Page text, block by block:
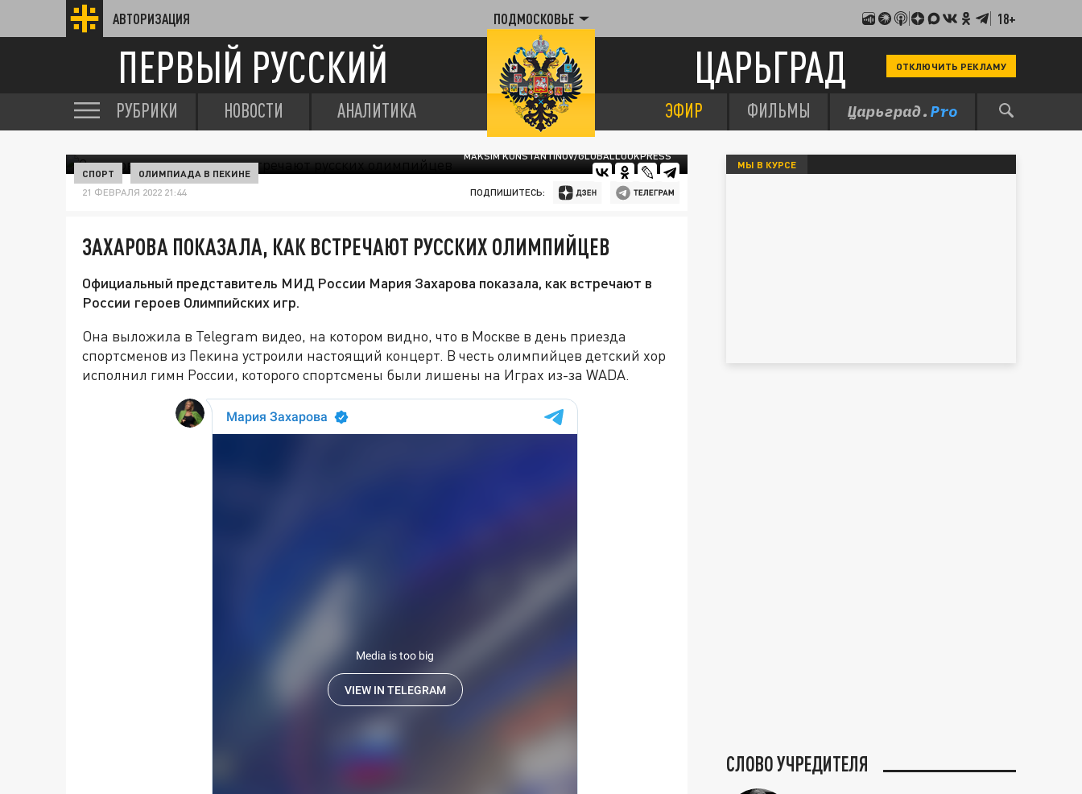
АВТОРИЗАЦИЯ ПОДМОСКОВЬЕ 18+
ПЕРВЫЙ РУССКИЙ ЦАРЬГРАД ОТКЛЮЧИТЬ РЕКЛАМУ
РУБРИКИ НОВОСТИ АНАЛИТИКА ЭФИР ФИЛЬМЫ
MAKSIM KONSTANTINOV/GLOBALLOOKPRESS
СПОРТ ОЛИМПИАДА В ПЕКИНЕ
21 ФЕВРАЛЯ 2022 21:44 ПОДПИШИТЕСЬ:
ЗАХАРОВА ПОКАЗАЛА, КАК ВСТРЕЧАЮТ РУССКИХ ОЛИМПИЙЦЕВ
Официальный представитель МИД России Мария Захарова показала, как встречают в
России героев Олимпийских игр.
Она выложила в Telegram видео, на котором видно, что в Москве в день приезда
спортсменов из Пекина устроили настоящий концерт. В честь олимпийцев детский хор
исполнил гимн России, которого спортсмены были лишены на Играх из-за WADA.
МЫ В КУРСЕ
СЛОВО УЧРЕДИТЕЛЯ